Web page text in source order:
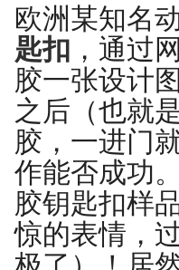
欧洲某知名
匙扣 ，通过
胶一张设计
之后（也就
胶，一进门
作能否成功
胶钥匙扣样
惊的表情，